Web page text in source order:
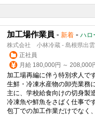
加工場作業員 - 新着 - ハロ
株式会社 小林冷蔵 - 島根県出雲
正社員
月給 180,000円 ～ 208,000
加工場再編に伴う特別求人です
生鮮・冷凍水産物の卸売業務
主に、学校給食向けの切身製
冷凍魚や鮮魚をさばく仕事です
包丁での加工作業だけでなく